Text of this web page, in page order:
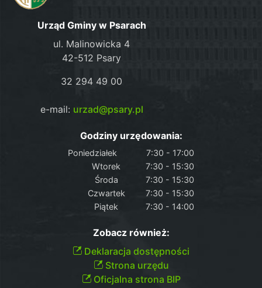
Urząd Gminy w Psarach
ul. Malinowicka 4
42-512 Psary
32 294 49 00
e-mail: urzad@psary.pl
Godziny urzędowania:
Poniedziałek
7:30 - 17:00
Wtorek
7:30 - 15:30
Środa
7:30 - 15:30
Czwartek
7:30 - 15:30
Piątek
7:30 - 14:00
Zobacz również:
Deklaracja dostępności
Strona urzędu
Oficjalna strona BIP